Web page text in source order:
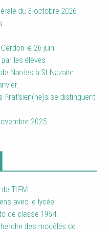
du 3 octobre 2026
le 26 juin
les élèves
Nantes à St Nazaire
Prat’sien(ne)s se distinguent
2025
TIFM
avec le lycée
de classe 1964
des modèles de